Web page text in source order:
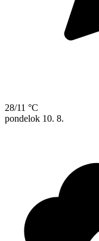
28/11 °C
pondelok 10. 8.